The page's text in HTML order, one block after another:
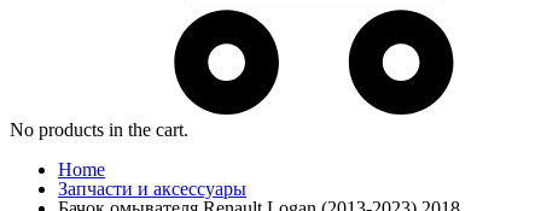
No products in the cart.
Home
Запчасти и аксессуары